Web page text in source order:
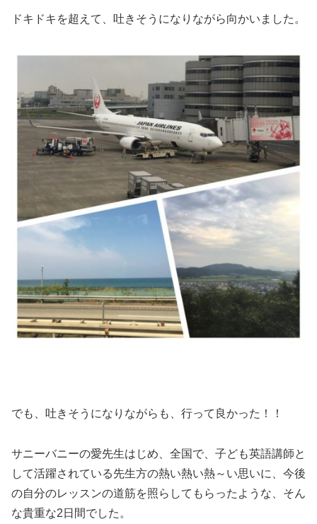
ドキドキを超えて、吐きそうになりながら向かいました。
でも、吐きそうになりながらも、行って良かった！！
サニーバニーの愛先生はじめ、全国で、子ども英語講師と
して活躍されている先生方の熱い熱い熱～い思いに、今後
の自分のレッスンの道筋を照らしてもらったような、そん
な貴重な2日間でした。